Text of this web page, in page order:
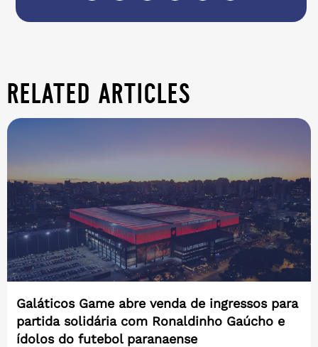
related articles
Galáticos Game abre venda de ingressos para
partida solidária com Ronaldinho Gaúcho e
ídolos do futebol paranaense